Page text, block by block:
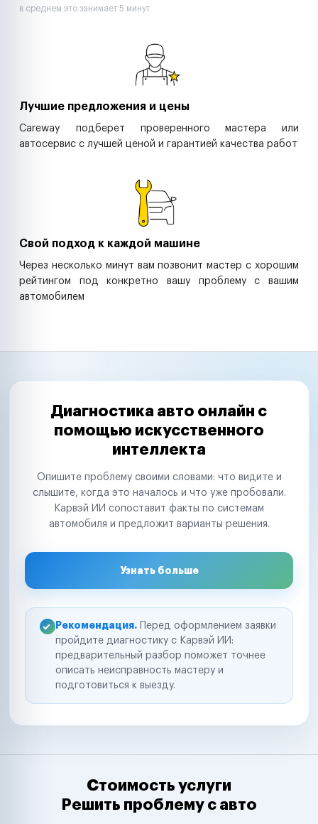
в среднем это занимает 5 минут
Лучшие предложения и цены
Careway подберет проверенного мастера или
автосервис с лучшей ценой и гарантией качества работ
Свой подход к каждой машине
Через несколько минут вам позвонит мастер с хорошим
рейтингом под конкретно вашу проблему с вашим
автомобилем
Диагностика авто онлайн с
помощью искусственного
интеллекта
Опишите проблему своими словами: что видите и
слышите, когда это началось и что уже пробовали.
Карвэй ИИ сопоставит факты по системам
автомобиля и предложит варианты решения.
Узнать больше
Рекомендация. Перед оформлением заявки
пройдите диагностику с Карвэй ИИ:
предварительный разбор поможет точнее
описать неисправность мастеру и
подготовиться к выезду.
Стоимость услуги
Решить проблему с авто